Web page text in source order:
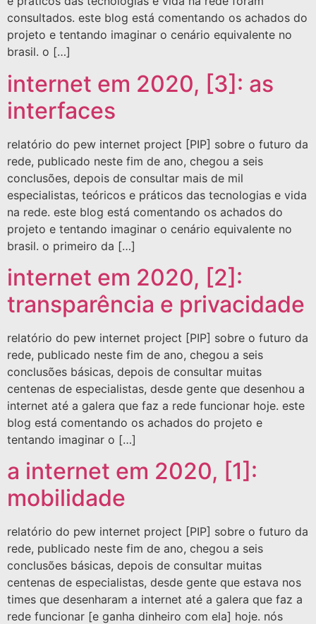
consultados. este blog está comentando os achados do
projeto e tentando imaginar o cenário equivalente no
brasil. o […]
internet em 2020, [3]: as
interfaces
relatório do pew internet project [PIP] sobre o futuro da
rede, publicado neste fim de ano, chegou a seis
conclusões, depois de consultar mais de mil
especialistas, teóricos e práticos das tecnologias e vida
na rede. este blog está comentando os achados do
projeto e tentando imaginar o cenário equivalente no
brasil. o primeiro da […]
internet em 2020, [2]:
transparência e privacidade
relatório do pew internet project [PIP] sobre o futuro da
rede, publicado neste fim de ano, chegou a seis
conclusões básicas, depois de consultar muitas
centenas de especialistas, desde gente que desenhou a
internet até a galera que faz a rede funcionar hoje. este
blog está comentando os achados do projeto e
tentando imaginar o […]
a internet em 2020, [1]:
mobilidade
relatório do pew internet project [PIP] sobre o futuro da
rede, publicado neste fim de ano, chegou a seis
conclusões básicas, depois de consultar muitas
centenas de especialistas, desde gente que estava nos
times que desenharam a internet até a galera que faz a
rede funcionar [e ganha dinheiro com ela] hoje. nós